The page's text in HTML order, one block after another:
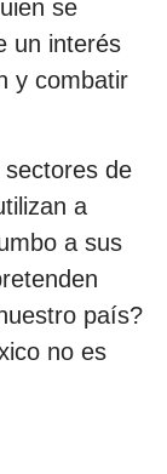
se
un interés
y combatir
de
a
a sus
país?
no es